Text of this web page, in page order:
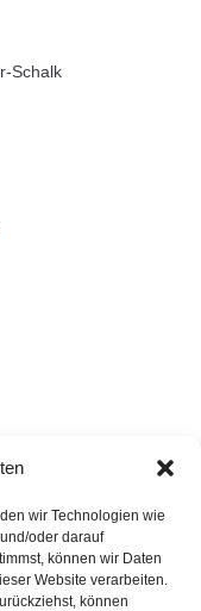
wir Technologien wie
oder darauf
können wir Daten
Website verarbeiten.
können
Schalk